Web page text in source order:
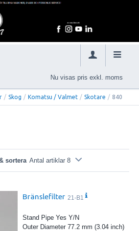
Nu visas pris exkl. moms
/ Skog / Komatsu / Valmet / Skotare / 840
sortera Antal artiklar 8
Bränslefilter 21-B1
Stand Pipe Yes Y/N
Outer Diameter 77.2 mm (3.04 inch)